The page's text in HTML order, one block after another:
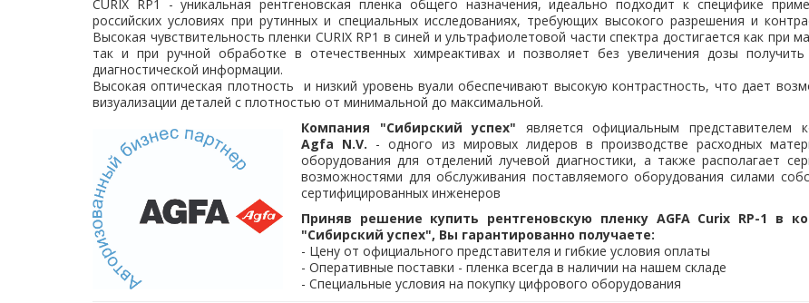
CURIX RP1 - уникальная рентгеновская пленка общего назначения, идеально подходит к специфике
российских условиях при рутинных и специальных исследованиях, требующих высокого разрешения и
Высокая чувствительность пленки CURIX RP1 в синей и ультрафиолетовой части спектра достигается как при
так и при ручной обработке в отечественных химреактивах и позволяет без увеличения дозы
диагностической информации.
Высокая оптическая плотность и низкий уровень вуали обеспечивают высокую контрастность, что дает
визуализации деталей с плотностью от минимальной до максимальной.
Компания "Сибирский успех"
является официальным представителем
Agfa N.V. - одного из мировых лидеров в производстве расходных
оборудования для отделений лучевой диагностики, а также располагает
возможностями для обслуживания поставляемого оборудования силами
сертифицированных инженеров
Приняв решение купить рентгеновскую пленку AGFA Curix RP-1 в
"Сибирский успех", Вы гарантированно получаете:
- Цену от официального представителя и гибкие условия оплаты
- Оперативные поставки - пленка всегда в наличии на нашем складе
- Специальные условия на покупку цифрового оборудования